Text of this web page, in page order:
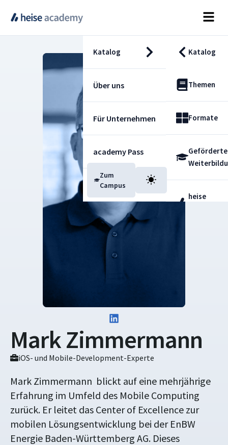
Katalog Katalog
Themen
Formate
Geförderte
heise
Über uns
Für Unternehmen
academy Pass
Blog
Zum
Campus
Mark Zimmermann
iOS- und Mobile-Development-Experte
Mark Zimmermann blickt auf eine mehrjährige
Erfahrung im Umfeld des Mobile Computing
zurück. Er leitet das Center of Excellence zur
mobilen Lösungsentwicklung bei der EnBW
Energie Baden-Württemberg AG. Dieses